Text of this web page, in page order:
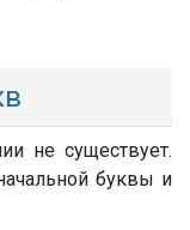
не существует.
буквы и